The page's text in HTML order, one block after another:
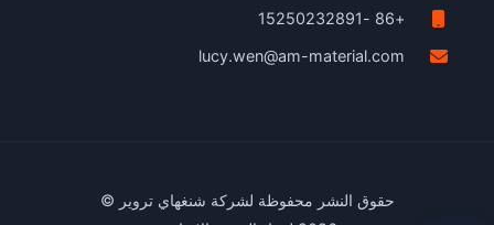
+86 -15250232891
lucy.wen@am-material.com
حقوق النشر محفوظة لشركة شنغهاي تروير ©